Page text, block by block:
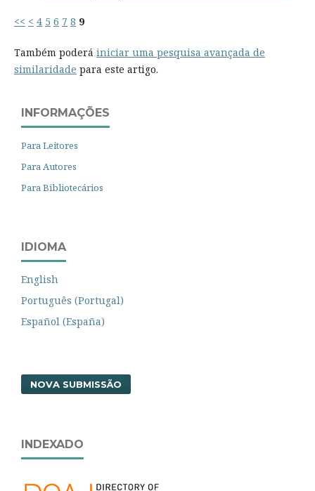
<< < 4 5 6 7 8 9
Também poderá iniciar uma pesquisa avançada de
similaridade para este artigo.
INFORMAÇÕES
Para Leitores
Para Autores
Para Bibliotecários
IDIOMA
English
Português (Portugal)
Español (España)
NOVA SUBMISSÃO
INDEXADO